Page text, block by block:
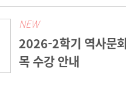
NEW
2026-2학기 역사문
목 수강 안내